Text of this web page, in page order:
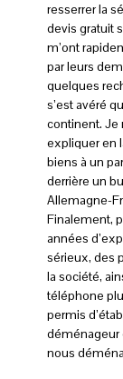
resserrer la
devis gratuit
m’ont
par leurs
quelques
s’est avéré
continent. Je
expliquer en
biens à un
derrière un
Allemagne-
Finalement,
années
sérieux, des
la société,
téléphone
permis
déménageur
nous